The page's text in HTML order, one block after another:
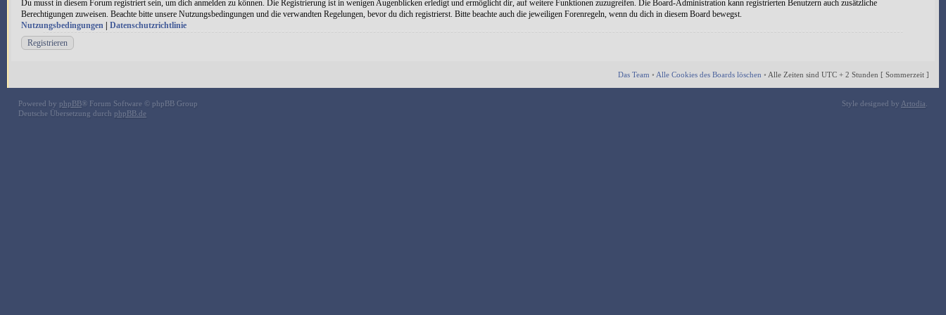
Du musst in diesem Forum registriert sein, um dich anmelden zu können. Die Registrierung ist in wenigen Augenblicken erledigt und ermöglicht dir, auf weitere Funktionen zuzugreifen. Die Board-Administration kann registrierten Benutzern auch zusätzliche
Berechtigungen zuweisen. Beachte bitte unsere Nutzungsbedingungen und die verwandten Regelungen, bevor du dich registrierst. Bitte beachte auch die jeweiligen Forenregeln, wenn du dich in diesem Board bewegst.
Nutzungsbedingungen
Datenschutzrichtlinie
Registrieren
Das Team • Alle Cookies des Boards löschen • Alle Zeiten sind UTC + 2 Stunden [ Sommerzeit ]
Powered by phpBB® Forum Software © phpBB Group
Deutsche Übersetzung durch phpBB.de
Style designed by Artodia